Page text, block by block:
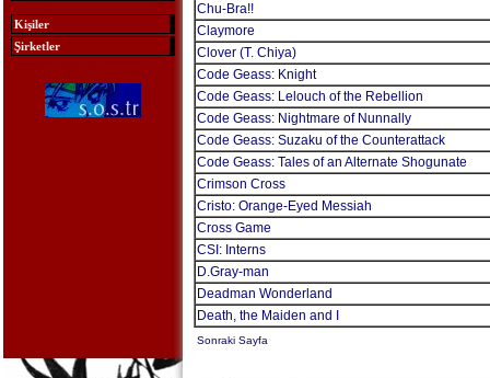
Kişiler
Şirketler
Chu-Bra!!
Claymore
Clover (T. Chiya)
Code Geass: Knight
Code Geass: Lelouch of the Rebellion
Code Geass: Nightmare of Nunnally
Code Geass: Suzaku of the Counterattack
Code Geass: Tales of an Alternate Shogunate
Crimson Cross
Cristo: Orange-Eyed Messiah
Cross Game
CSI: Interns
D.Gray-man
Deadman Wonderland
Death, the Maiden and I
Sonraki Sayfa